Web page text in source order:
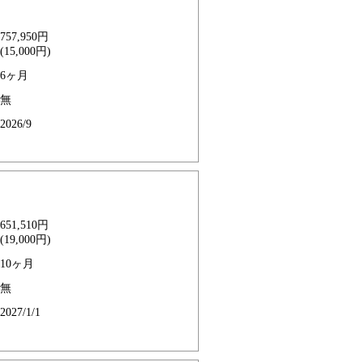
757,950円
(15,000円)
6ヶ月
無
2026/9
651,510円
(19,000円)
10ヶ月
無
2027/1/1